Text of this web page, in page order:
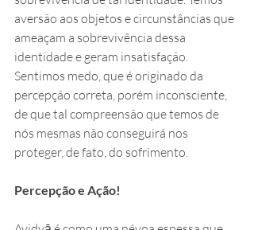
aversão aos objetos e circunstâncias que
ameaçam a sobrevivência dessa
identidade e geram insatisfação.
Sentimos medo, que é originado da
percepção correta, porém inconsciente,
de que tal compreensão que temos de
nós mesmas não conseguirá nos
proteger, de fato, do sofrimento.
Percepção e Ação!